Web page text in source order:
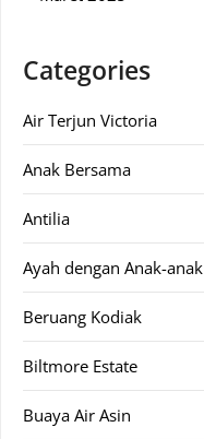
Categories
Air Terjun Victoria
Anak Bersama
Antilia
Ayah dengan Anak-anak
Beruang Kodiak
Biltmore Estate
Buaya Air Asin